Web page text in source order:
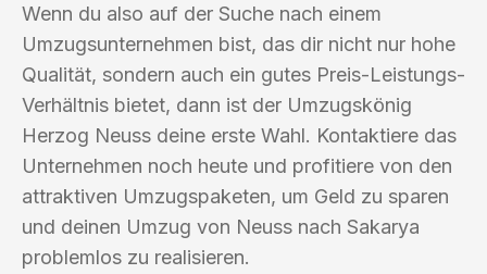
Wenn du also auf der Suche nach einem
Umzugsunternehmen bist, das dir nicht nur hohe
Qualität, sondern auch ein gutes Preis-Leistungs-
Verhältnis bietet, dann ist der Umzugskönig
Herzog Neuss deine erste Wahl. Kontaktiere das
Unternehmen noch heute und profitiere von den
attraktiven Umzugspaketen, um Geld zu sparen
und deinen Umzug von Neuss nach Sakarya
problemlos zu realisieren.